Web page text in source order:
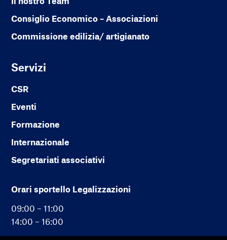
Consiglio Economico – Associazioni
Commissione edilizia/ artigianato
Servizi
CSR
Eventi
Formazione
Internazionale
Segretariati associativi
Orari sportello Legalizzazioni
09:00 – 11:00
14:00 – 16:00